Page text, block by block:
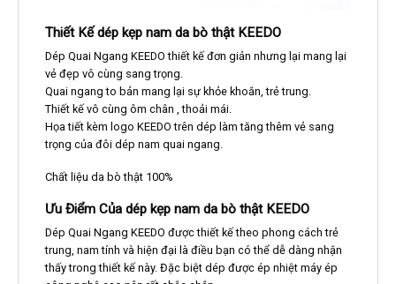
Thiết Kế dép kẹp nam da bò thật KEEDO
Dép Quai Ngang KEEDO thiết kế đơn giản nhưng lại mang lại
vẻ đẹp vô cùng sang trọng.
Quai ngang to bản mang lại sự khỏe khoắn, trẻ trung.
Thiết kế vô cùng ôm chân , thoải mái.
Họa tiết kèm logo KEEDO trên dép làm tăng thêm vẻ sang
trọng của đôi dép nam quai ngang.
Chất liệu da bò thật 100%
Ưu Điểm Của dép kẹp nam da bò thật KEEDO
Dép Quai Ngang KEEDO được thiết kế theo phong cách trẻ
trung, nam tính và hiện đại là điều bạn có thể dễ dàng nhận
thấy trong thiết kế này. Đặc biệt dép được ép nhiệt máy ép